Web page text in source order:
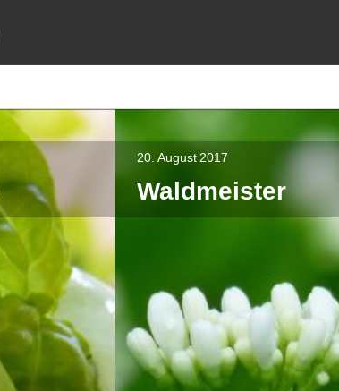
20. August 2017
Waldmeister